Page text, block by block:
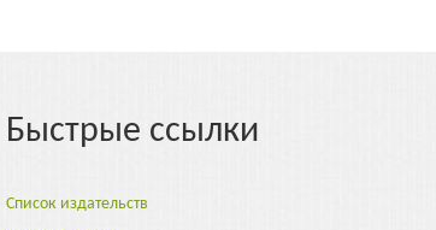
Быстрые ссылки
Список издательств